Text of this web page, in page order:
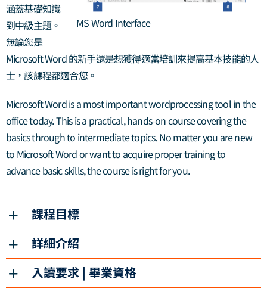
MS Word Interface
涵蓋基礎知識
到中級主題。
無論您是
Microsoft Word 的新手還是想獲得適當培訓來提高基本技能的人
士，該課程都適合您。
Microsoft Word is a most important wordprocessing tool in the
office today. This is a practical, hands-on course covering the
basics through to intermediate topics. No matter you are new
to Microsoft Word or want to acquire proper training to
advance basic skills, the course is right for you.
課程目標
詳細介紹
入讀要求 | 畢業資格